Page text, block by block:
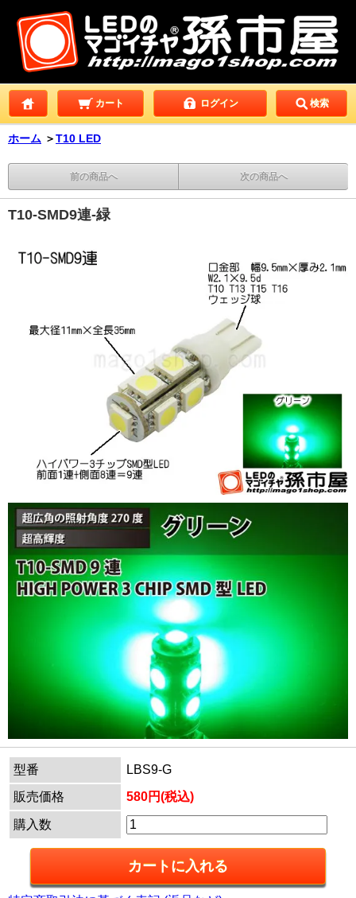
カート ログイン 検索
ホーム ＞T10 LED
前の商品へ 次の商品へ
T10-SMD9連-緑
型番
LBS9-G
販売価格
580円(税込)
購入数